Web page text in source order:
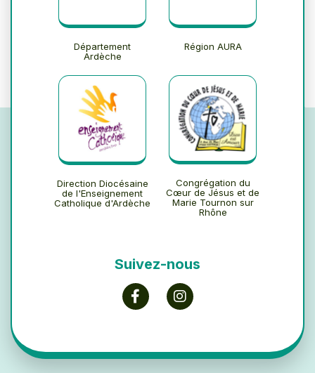
Suivez-nous
Département
Ardèche
Région AURA
Direction Diocésaine
de l'Enseignement
Catholique d'Ardèche
Congrégation du
Cœur de Jésus et de
Marie Tournon sur
Rhône